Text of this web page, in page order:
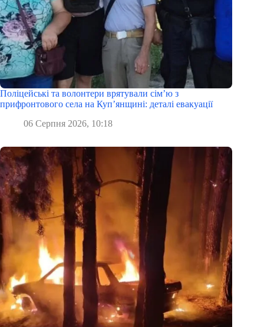
Поліцейські та волонтери врятували сім’ю з
прифронтового села на Куп’янщині: деталі евакуації
06 Серпня 2026, 10:18